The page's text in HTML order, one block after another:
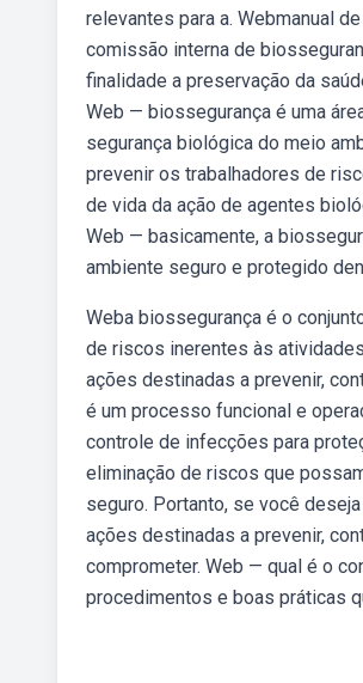
relevantes para a. Webmanual
comissão interna de
finalidade a preservação da
Web — biossegurança é uma
segurança biológica do meio
prevenir os trabalhadores de
de vida da ação de agentes
Web — basicamente, a
ambiente seguro e protegido
Weba biossegurança é o
de riscos inerentes às
ações destinadas a prevenir,
é um processo funcional e
controle de infecções para
eliminação de riscos que
seguro. Portanto, se você
ações destinadas a prevenir,
comprometer. Web — qual é o
procedimentos e boas práticas